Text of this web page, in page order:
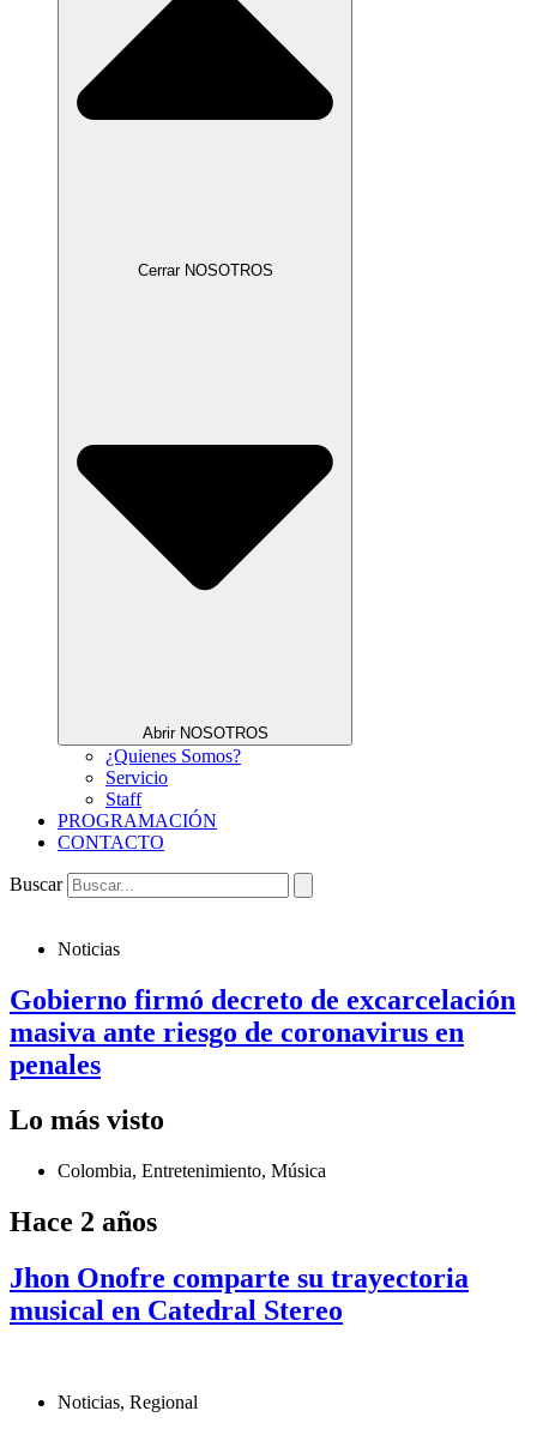
Cerrar NOSOTROS
Abrir NOSOTROS
¿Quienes Somos?
Servicio
Staff
PROGRAMACIÓN
CONTACTO
Buscar
Noticias
Gobierno firmó decreto de excarcelación
masiva ante riesgo de coronavirus en
penales
Lo más visto
Colombia, Entretenimiento, Música
Hace 2 años
Jhon Onofre comparte su trayectoria
musical en Catedral Stereo
Noticias, Regional